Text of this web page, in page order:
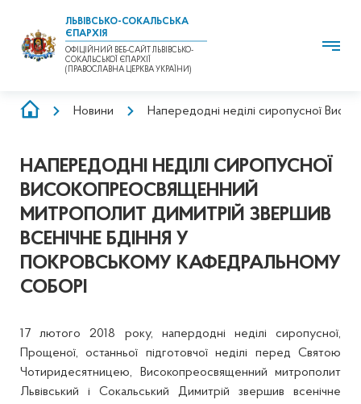
ЛЬВІВСЬКО-СОКАЛЬСЬКА
ЄПАРХІЯ
ОФІЦІЙНИЙ ВЕБ-САЙТ ЛЬВІВСЬКО-
СОКАЛЬСЬКОЇ ЄПАРХІЇ
(ПРАВОСЛАВНА ЦЕРКВА УКРАЇНИ)
РЯДОК
Новини Напередодні неділі сиропусної
НАПЕРЕДОДНІ НЕДІЛІ СИРОПУСНОЇ
ВИСОКОПРЕОСВЯЩЕННИЙ
МИТРОПОЛИТ ДИМИТРІЙ ЗВЕРШИВ
ВСЕНІЧНЕ БДІННЯ У
ПОКРОВСЬКОМУ КАФЕДРАЛЬНОМУ
СОБОРІ
17 лютого 2018 року, напердодні неділі сиропусної,
Прощеної, останньої підготовчої неділі перед Святою
Чотиридесятницею, Високопреосвященний митрополит
Львівський і Сокальський Димитрій звершив всенічне